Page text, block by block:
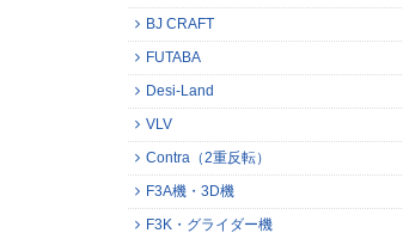
BJ CRAFT
FUTABA
Desi-Land
VLV
Contra（2重反転）
F3A機・3D機
F3K・グライダー機